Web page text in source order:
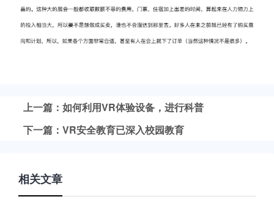
上一篇：如何利用VR体验设备，进行科普
下一篇：VR安全教育已深入校园教育
相关文章